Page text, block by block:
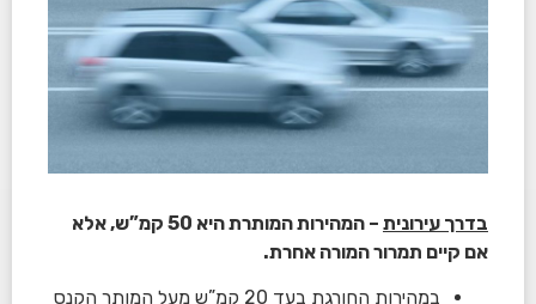
בדרך עירונית
– המהירות המותרת היא 50 קמ”ש, אלא
אם קיים תמרור המורה אחרת.
במהירות החורגת בעד 20 קמ”ש מעל המותר הקנס